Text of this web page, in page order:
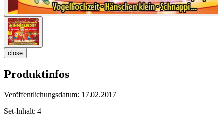
close
Produktinfos
Veröffentlichungsdatum: 17.02.2017
Set-Inhalt: 4